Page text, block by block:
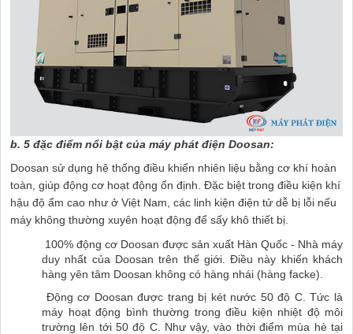
b. 5 đặc điểm nổi bật của máy phát điện Doosan:
Doosan sử dụng hệ thống điều khiển nhiên liệu bằng cơ khí hoàn
toàn, giúp động cơ hoạt động ổn định. Đặc biệt trong điều kiện khí
hậu độ ẩm cao như ở Việt Nam, các linh kiện điện tử dễ bị lỗi nếu
máy không thường xuyên hoạt động để sấy khô thiết bị.
100% động cơ Doosan được sản xuất Hàn Quốc - Nhà máy
duy nhất của Doosan trên thế giới. Điều này khiến khách
hàng yên tâm Doosan không có hàng nhái (hàng facke).
Động cơ Doosan được trang bị két nước 50 độ C. Tức là
máy hoạt động bình thường trong điều kiện nhiệt độ môi
trường lên tới 50 độ C. Như vậy, vào thời điểm mùa hè tại